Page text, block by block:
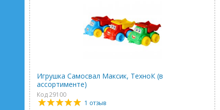
Игрушка Самосвал Максик, ТехноК (в
ассортименте)
Код 29100
1 отзыв